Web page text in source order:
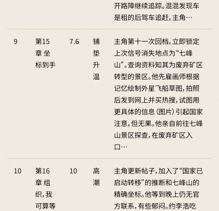
开路障继续追踪。混混发现车
是租的后驾车追赶，主角…
9
第15
章 坐
标到手
7.6
铺
垫
升
温
主角第十一次回档，立即锁定
上次信号消失地点为“七峰
山”。查询资料知其为废弃矿区
转型的景区。他先雇画师根据
记忆绘制外星飞船草图，拍照
后发到网上并买热搜，试图用
更具体的信息（图片）引起国家
注意，但无果。他亲自前往七峰
山景区探查，在废弃矿区入
口…
10
第16
章 组
织，我
可算等
10
高
潮
主角更新帖子，加入了“国家已
启动转移”的推断和七峰山的
精确坐标。他等到晚上仍无官
方联系，有些郁闷。约李浩吃